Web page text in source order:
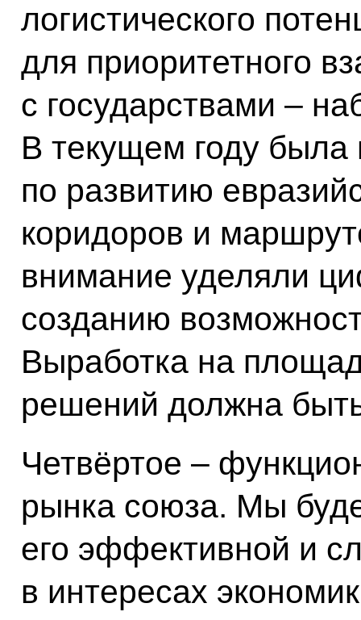
логистического
для приоритетного
с государствами –
В текущем году была
по развитию
коридоров и
внимание уделяли
созданию
Выработка на
решений должна
Четвёртое –
рынка союза. Мы
его эффективной и
в интересах